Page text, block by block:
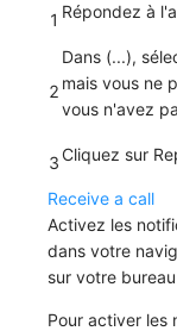
1 Répondez à
2
Dans (...),
mais vous ne
vous n'avez
3 Cliquez sur
Receive a call
Activez les
dans votre
sur votre
Pour activer les